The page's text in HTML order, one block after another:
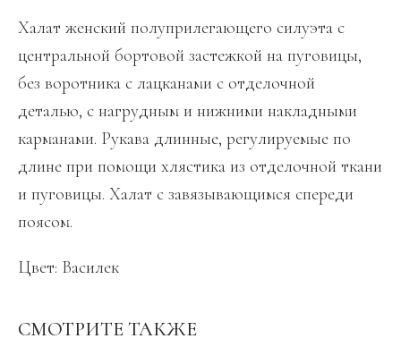
Халат женский полуприлегающего силуэта с
центральной бортовой застежкой на пуговицы,
без воротника с лацканами с отделочной
деталью, с нагрудным и нижними накладными
карманами. Рукава длинные, регулируемые по
длине при помощи хлястика из отделочной ткани
и пуговицы. Халат с завязывающимся спереди
поясом.
Цвет: Василек
СМОТРИТЕ ТАКЖЕ